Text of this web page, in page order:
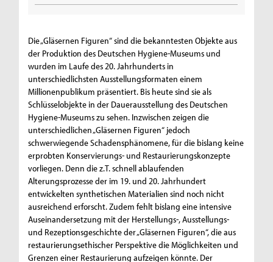
Die „Gläsernen Figuren“ sind die bekanntesten Objekte aus
der Produktion des Deutschen Hygiene-Museums und
wurden im Laufe des 20. Jahrhunderts in
unterschiedlichsten Ausstellungsformaten einem
Millionenpublikum präsentiert. Bis heute sind sie als
Schlüsselobjekte in der Dauerausstellung des Deutschen
Hygiene-Museums zu sehen. Inzwischen zeigen die
unterschiedlichen „Gläsernen Figuren“ jedoch
schwerwiegende Schadensphänomene, für die bislang keine
erprobten Konservierungs- und Restaurierungskonzepte
vorliegen. Denn die z.T. schnell ablaufenden
Alterungsprozesse der im 19. und 20. Jahrhundert
entwickelten synthetischen Materialien sind noch nicht
ausreichend erforscht. Zudem fehlt bislang eine intensive
Auseinandersetzung mit der Herstellungs-, Ausstellungs-
und Rezeptionsgeschichte der „Gläsernen Figuren“, die aus
restaurierungsethischer Perspektive die Möglichkeiten und
Grenzen einer Restaurierung aufzeigen könnte. Der